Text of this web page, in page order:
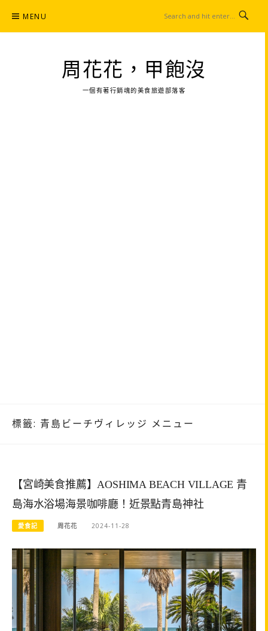
content
MENU
周花花，甲飽沒
一個有著行銷魂的美食旅遊部落客
標籤: 青島ビーチヴィレッジ メニュー
【宮崎美食推薦】AOSHIMA BEACH VILLAGE 青
島海水浴場海景咖啡廳！近景點青島神社
愛食記 周花花 2024-11-28